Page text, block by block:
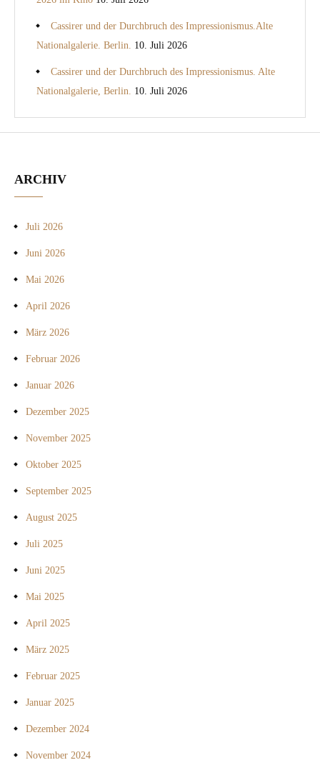
Cassirer und der Durchbruch des Impressionismus.Alte
Nationalgalerie. Berlin.
10. Juli 2026
Cassirer und der Durchbruch des Impressionismus. Alte
Nationalgalerie, Berlin.
10. Juli 2026
ARCHIV
Juli 2026
Juni 2026
Mai 2026
April 2026
März 2026
Februar 2026
Januar 2026
Dezember 2025
November 2025
Oktober 2025
September 2025
August 2025
Juli 2025
Juni 2025
Mai 2025
April 2025
März 2025
Februar 2025
Januar 2025
Dezember 2024
November 2024